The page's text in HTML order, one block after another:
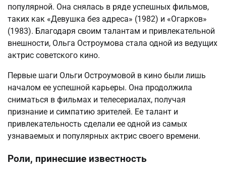
популярной. Она снялась в ряде успешных фильмов,
таких как «Девушка без адреса» (1982) и «Огарков»
(1983). Благодаря своим талантам и привлекательной
внешности, Ольга Остроумова стала одной из ведущих
актрис советского кино.
Первые шаги Ольги Остроумовой в кино были лишь
началом ее успешной карьеры. Она продолжила
сниматься в фильмах и телесериалах, получая
признание и симпатию зрителей. Ее талант и
привлекательность сделали ее одной из самых
узнаваемых и популярных актрис своего времени.
Роли, принесшие известность